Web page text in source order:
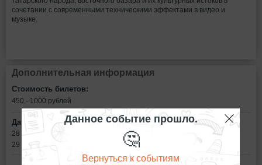
сочетании с современными техническими эффектами в видео и
музыке.
Дополнительная информация
Стоимость билетов:
450 - 1000 рублей
Дата:
28 ноября в 19:00
29 ноября в 19:00
Данное событие прошло.
🤔
Вернуться к событиям